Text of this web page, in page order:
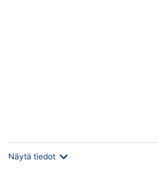
Näytä tiedot